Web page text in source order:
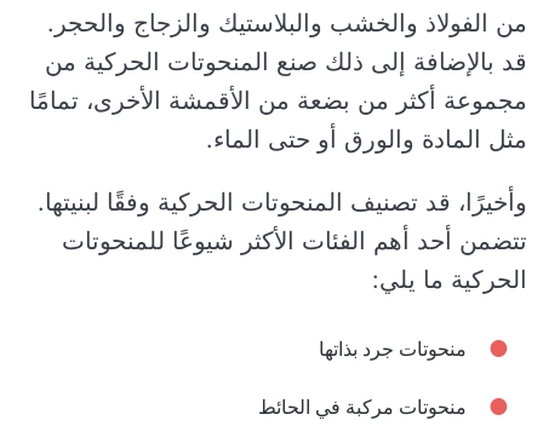
من الفولاذ والخشب والبلاستيك والزجاج والحجر.
قد بالإضافة إلى ذلك صنع المنحوتات الحركية من
مجموعة أكثر من بضعة من الأقمشة الأخرى، تمامًا
مثل المادة والورق أو حتى الماء.
وأخيرًا، قد تصنيف المنحوتات الحركية وفقًا لبنيتها.
تتضمن أحد أهم الفئات الأكثر شيوعًا للمنحوتات
الحركية ما يلي:
منحوتات جرد بذاتها
منحوتات مركبة في الحائط